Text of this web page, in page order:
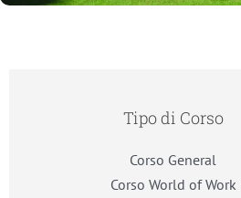
Tipo di Corso
Corso General
Corso World of Work